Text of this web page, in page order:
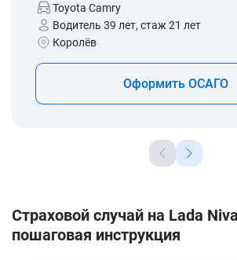
Toyota Camry
Водитель 39 лет, стаж 21 лет
Королёв
Оформить ОСАГО
Страховой случай на Lada
пошаговая инструкция